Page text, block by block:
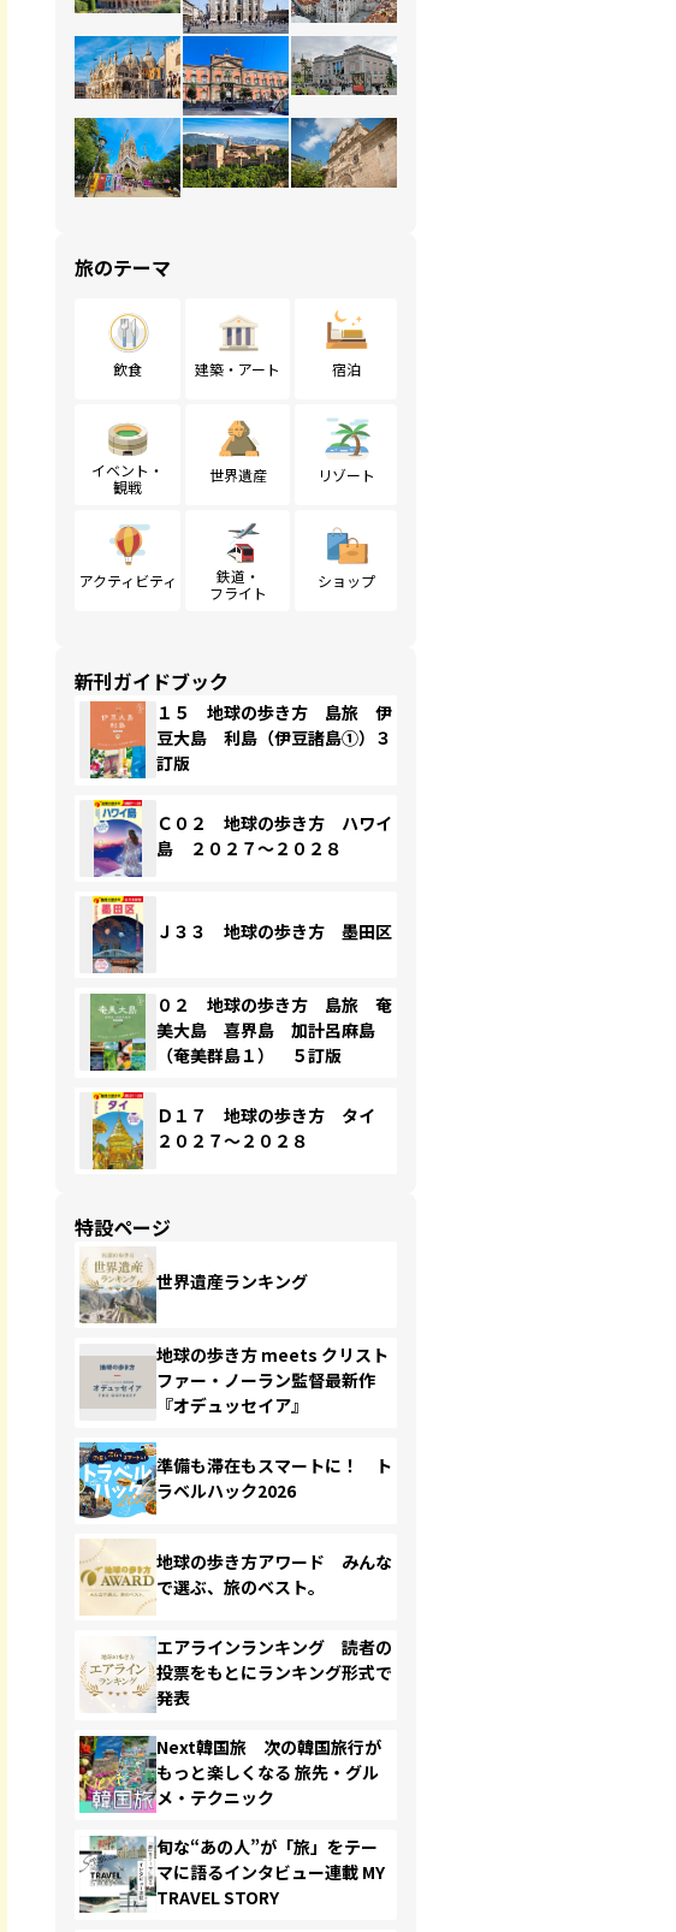
旅のテーマ
飲食 建築・アート 宿泊
イベント・
観戦
世界遺産 リゾート
アクティビティ
鉄道・
フライト
ショップ
新刊ガイドブック
１５ 地球の歩き方 島旅 伊
豆大島 利島（伊豆諸島①）３
訂版
Ｃ０２ 地球の歩き方 ハワイ
島 ２０２７～２０２８
Ｊ３３ 地球の歩き方 墨田区
０２ 地球の歩き方 島旅 奄
美大島 喜界島 加計呂麻島
（奄美群島１） ５訂版
Ｄ１７ 地球の歩き方 タイ
２０２７～２０２８
特設ページ
世界遺産ランキング
地球の歩き方 meets クリスト
ファー・ノーラン監督最新作
『オデュッセイア』
準備も滞在もスマートに！ ト
ラベルハック2026
地球の歩き方アワード みんな
で選ぶ、旅のベスト。
エアラインランキング 読者の
投票をもとにランキング形式で
発表
Next韓国旅 次の韓国旅行が
もっと楽しくなる 旅先・グル
メ・テクニック
旬な“あの人”が「旅」をテー
マに語るインタビュー連載 MY
TRAVEL STORY